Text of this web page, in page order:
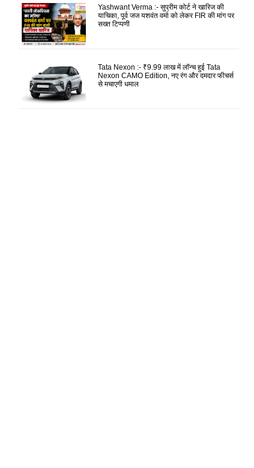
Yashwant Verma :- सुप्रीम कोर्ट ने खारिज की
याचिका, पूर्व जज यशवंत वर्मा को लेकर FIR की मांग पर
सख्त टिप्पणी
Tata Nexon :- ₹9.99 लाख में लॉन्च हुई Tata
Nexon CAMO Edition, नए रंग और दमदार फीचर्स
से मचाएगी धमाल